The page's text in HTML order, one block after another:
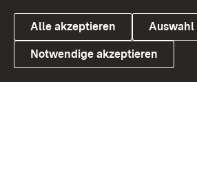
Link zum Landesportal
Alle akzeptieren Auswahl
Notwendige akzeptieren